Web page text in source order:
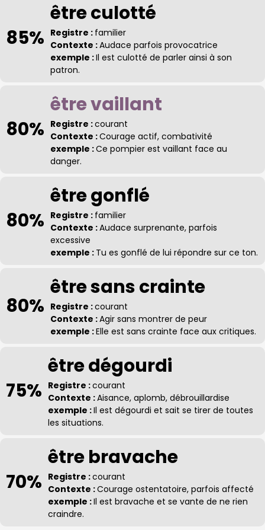
85%
être culotté
Registre : familier
Contexte :Audace parfois provocatrice
exemple :Il est culotté de parler ainsi à son
patron.
80%
être vaillant
Registre :courant
Contexte :Courage actif, combativité
exemple :Ce pompier est vaillant face au
danger.
80%
être gonflé
Registre : familier
Contexte :Audace surprenante, parfois
excessive
exemple : Tu es gonflé de lui répondre sur ce ton.
80%
être sans crainte
Registre :courant
Contexte :Agir sans montrer de peur
exemple :Elle est sans crainte face aux critiques.
75%
être dégourdi
Registre :courant
Contexte :Aisance, aplomb, débrouillardise
exemple :Il est dégourdi et sait se tirer de toutes
les situations.
70%
être bravache
Registre :courant
Contexte :Courage ostentatoire, parfois affecté
exemple :Il est bravache et se vante de ne rien
craindre.